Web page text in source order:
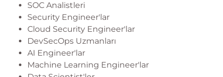
SOC Analistleri
Security Engineer'lar
Cloud Security Engineer'lar
DevSecOps Uzmanları
AI Engineer'lar
Machine Learning Engineer'lar